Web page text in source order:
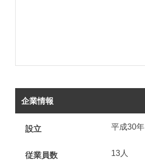
企業情報
設立 平成30年
従業員数 13人